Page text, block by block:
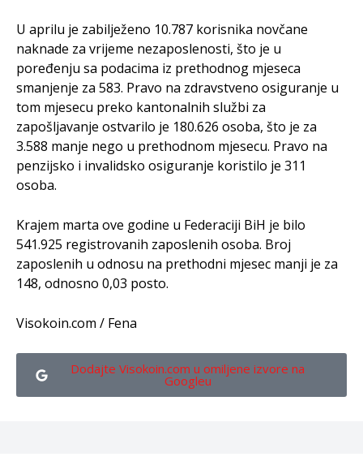
U aprilu je zabilježeno 10.787 korisnika novčane
naknade za vrijeme nezaposlenosti, što je u
poređenju sa podacima iz prethodnog mjeseca
smanjenje za 583. Pravo na zdravstveno osiguranje u
tom mjesecu preko kantonalnih službi za
zapošljavanje ostvarilo je 180.626 osoba, što je za
3.588 manje nego u prethodnom mjesecu. Pravo na
penzijsko i invalidsko osiguranje koristilo je 311
osoba.
Krajem marta ove godine u Federaciji BiH je bilo
541.925 registrovanih zaposlenih osoba. Broj
zaposlenih u odnosu na prethodni mjesec manji je za
148, odnosno 0,03 posto.
Visokoin.com / Fena
Dodajte Visokoin.com u omiljene izvore na
Googleu